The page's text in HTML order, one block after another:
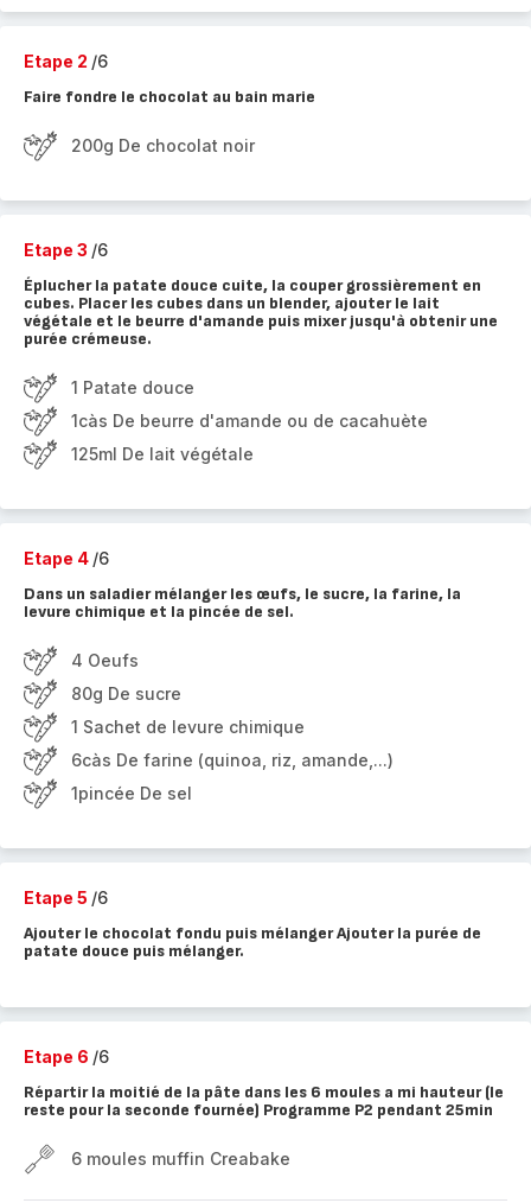
Etape 2 /6
Faire fondre le chocolat au bain marie
200g De chocolat noir
Etape 3 /6
Éplucher la patate douce cuite, la couper grossièrement en
cubes. Placer les cubes dans un blender, ajouter le lait
végétale et le beurre d'amande puis mixer jusqu'à obtenir une
purée crémeuse.
1 Patate douce
1càs De beurre d'amande ou de cacahuète
125ml De lait végétale
Etape 4 /6
Dans un saladier mélanger les œufs, le sucre, la farine, la
levure chimique et la pincée de sel.
4 Oeufs
80g De sucre
1 Sachet de levure chimique
6càs De farine (quinoa, riz, amande,...)
1pincée De sel
Etape 5 /6
Ajouter le chocolat fondu puis mélanger Ajouter la purée de
patate douce puis mélanger.
Etape 6 /6
Répartir la moitié de la pâte dans les 6 moules a mi hauteur (le
reste pour la seconde fournée) Programme P2 pendant 25min
6 moules muffin Creabake